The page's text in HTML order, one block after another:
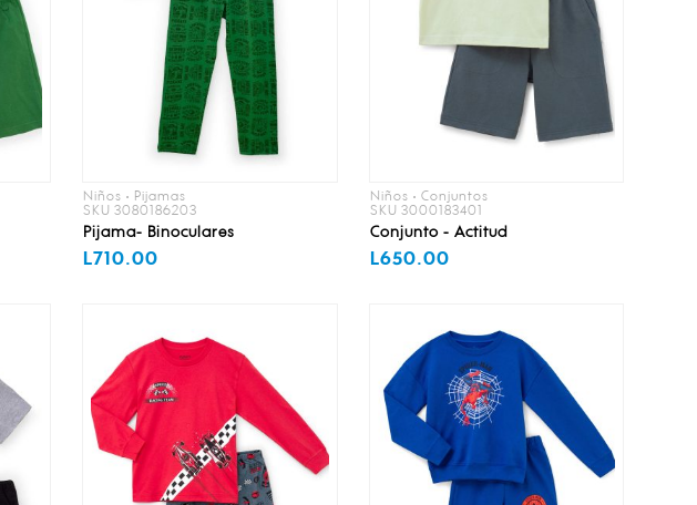
Niños • Pijamas
SKU 3080186203
Pijama- Binoculares
L710.00
Niños • Conjuntos
SKU 3000183401
Conjunto - Actitud
L650.00